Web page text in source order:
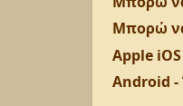
Μπορώ
Apple
Android -